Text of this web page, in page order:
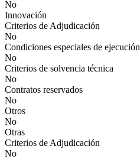
No
Innovación
Criterios de Adjudicación
No
Condiciones especiales de ejecución
No
Criterios de solvencia técnica
No
Contratos reservados
No
Otros
No
Otras
Criterios de Adjudicación
No